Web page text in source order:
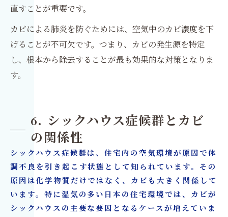
直すことが重要です。
カビによる肺炎を防ぐためには、空気中のカビ濃度を下
げることが不可欠です。つまり、カビの発生源を特定
し、根本から除去することが最も効果的な対策となりま
す。
6. シックハウス症候群とカビ
の関係性
シックハウス症候群は、住宅内の空気環境が原因で体
調不良を引き起こす状態として知られています。その
原因は化学物質だけではなく、カビも大きく関係して
います。特に湿気の多い日本の住宅環境では、カビが
シックハウスの主要な要因となるケースが増えていま